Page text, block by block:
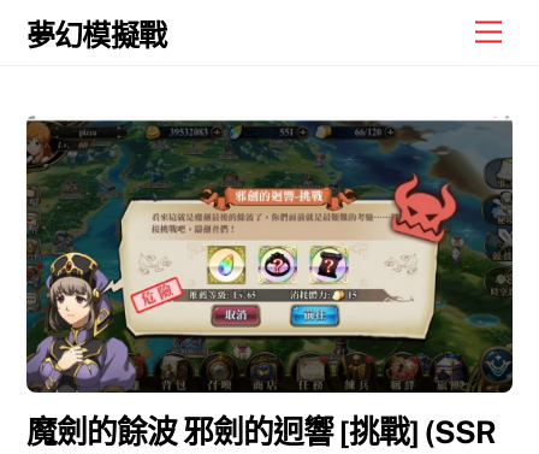
Skip
夢幻模擬戰
魔劍的餘波 邪劍的迥響 [挑戰] (SSR